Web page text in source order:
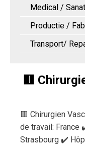
Medical /
Productie /
Transport/
🟥
🟥 Chirurgien
de travail: France
Strasbourg ✔️